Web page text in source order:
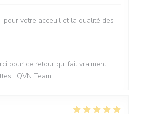
pour votre acceuil et la qualité des
pour ce retour qui fait vraiment
! QVN Team